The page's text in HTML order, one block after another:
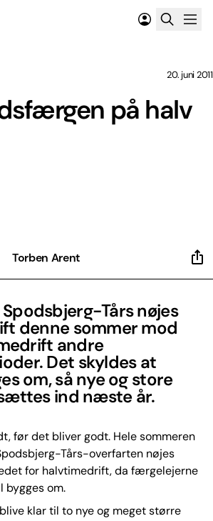
på halv
20. juni 2011
Torben Arent
Tårs nøjes
denne sommer mod
andre
Det skyldes at
om, så nye og store
ind næste år.
før det bliver godt. Hele sommeren
Tårs-overfarten nøjes
for halvtimedrift, da færgelejerne
bygges om.
klar til to nye og meget større